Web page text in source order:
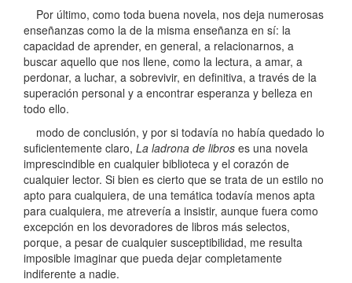
Por último, como toda buena novela, nos deja numerosas
enseñanzas como la de la misma enseñanza en sí: la
capacidad de aprender, en general, a relacionarnos, a
buscar aquello que nos llene, como la lectura, a amar, a
perdonar, a luchar, a sobrevivir, en definitiva, a través de la
superación personal y a encontrar esperanza y belleza en
todo ello.
modo de conclusión, y por si todavía no había quedado lo
suficientemente claro, La ladrona de libros es una novela
imprescindible en cualquier biblioteca y el corazón de
cualquier lector. Si bien es cierto que se trata de un estilo no
apto para cualquiera, de una temática todavía menos apta
para cualquiera, me atrevería a insistir, aunque fuera como
excepción en los devoradores de libros más selectos,
porque, a pesar de cualquier susceptibilidad, me resulta
imposible imaginar que pueda dejar completamente
indiferente a nadie.